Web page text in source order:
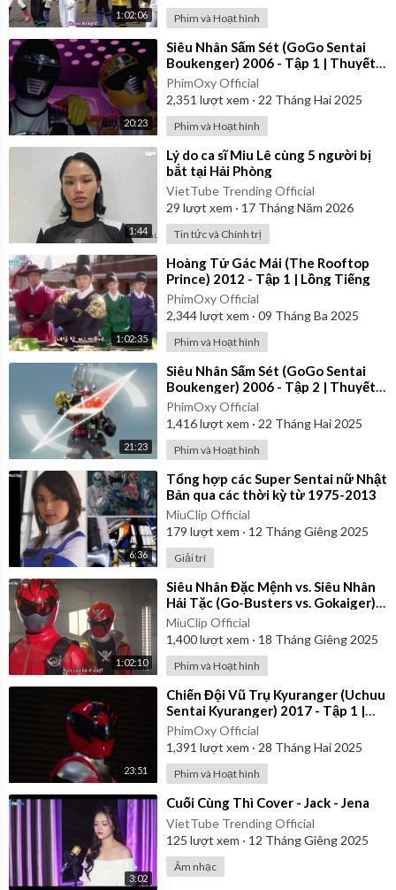
1:02:06 Phim và Hoạt hình
20:23
⁣Siêu Nhân Sấm Sét (GoGo Sentai
Boukenger) 2006 - Tập 1 | Thuyết
Minh
PhimOxy Official
2,351 lượt xem · 22 Tháng Hai 2025
Phim và Hoạt hình
1:44
⁣Lý do ca sĩ Miu Lê cùng 5 người bị
bắt tại Hải Phòng
VietTube Trending Official
29 lượt xem · 17 Tháng Năm 2026
Tin tức và Chính trị
1:02:35
⁣Hoàng Tử Gác Mái (The Rooftop
Prince) 2012 - Tập 1 | Lồng Tiếng
PhimOxy Official
2,344lượt xem · 09 Tháng Ba 2025
Phim và Hoạt hình
21:23
⁣Siêu Nhân Sấm Sét (GoGo Sentai
Boukenger) 2006 - Tập 2 | Thuyết
Minh
PhimOxy Official
1,416lượt xem · 22 Tháng Hai 2025
Phim và Hoạt hình
6:36
⁣Tổng hợp các Super Sentai nữ Nhật
Bản qua các thời kỳ từ 1975-2013
MiuClip Official
179 lượt xem · 12 Tháng Giêng 2025
Giải trí
1:02:10
⁣Siêu Nhân Đặc Mệnh vs. Siêu Nhân
Hải Tặc (Go-Busters vs. Gokaiger) |
Vietsub
MiuClip Official
1,400lượt xem · 18 Tháng Giêng 2025
Phim và Hoạt hình
23:51
⁣Chiến Đội Vũ Trụ Kyuranger (Uchuu
Sentai Kyuranger) 2017 - Tập 1 |
Thuyết Minh
PhimOxy Official
1,391 lượt xem · 28 Tháng Hai 2025
Phim và Hoạt hình
3:02
⁣Cuối Cùng Thì Cover - Jack - Jena
VietTube Trending Official
125 lượt xem · 12 Tháng Giêng 2025
Âm nhạc